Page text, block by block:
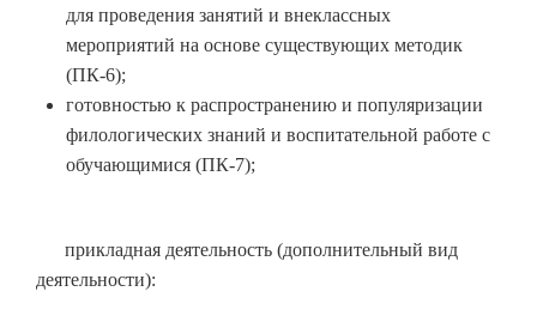
для проведения занятий и внеклассных
мероприятий на основе существующих методик
(ПК-6);
готовностью к распространению и популяризации
филологических знаний и воспитательной работе с
обучающимися (ПК-7);
прикладная деятельность (дополнительный вид
деятельности):